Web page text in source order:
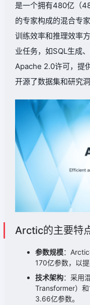
是一个拥有480亿（
的专家构成的混合专
训练效率和推理效率
业任务，如SQL生成
Apache 2.0许可，提
开源了数据集和研究洞
Arctic的主要特
参数规模：
170亿参数，以提
技术架构：采用
Transformer）
3.66亿参数。